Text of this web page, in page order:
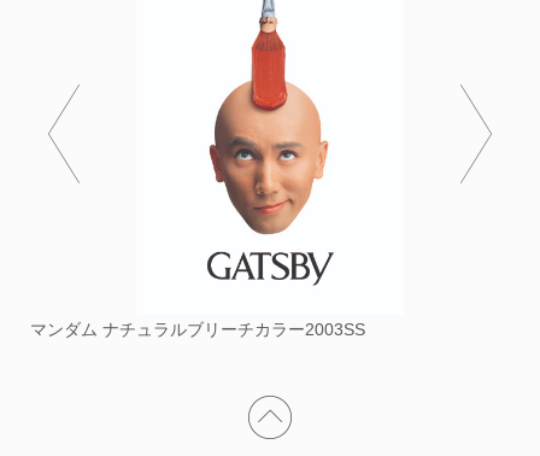
マンダム ナチュラルブリーチカラー2003SS